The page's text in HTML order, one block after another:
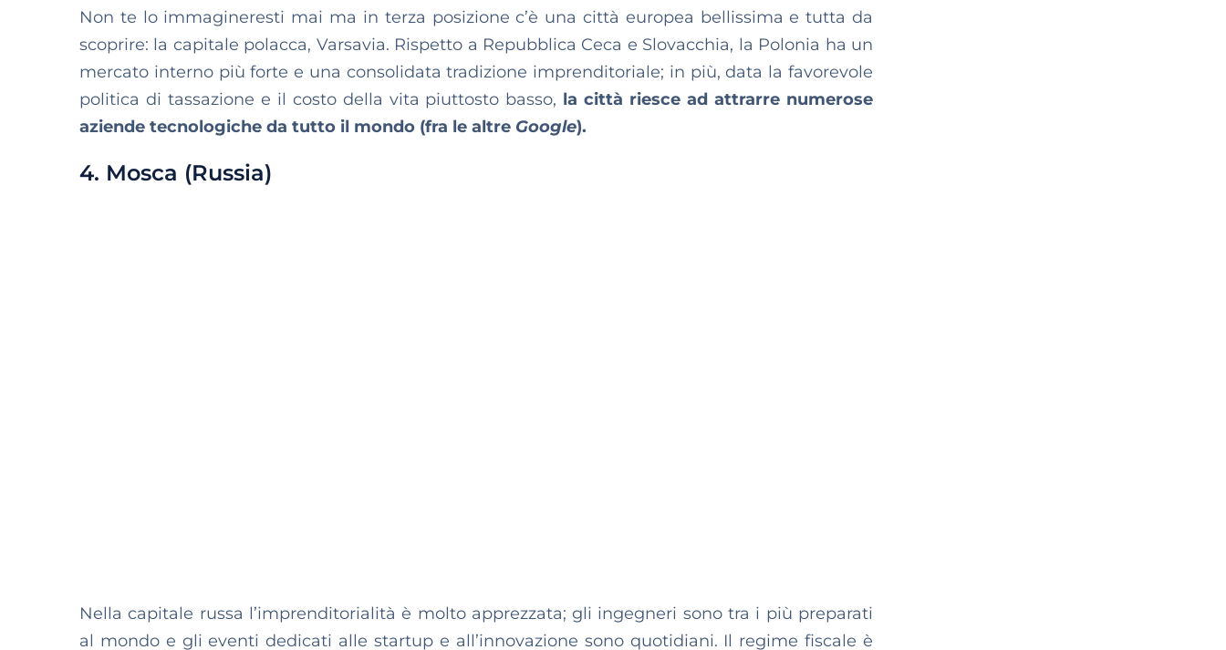
Non te lo immagineresti mai ma in terza posizione c’è una città europea bellissima e tutta da
scoprire: la capitale polacca, Varsavia. Rispetto a Repubblica Ceca e Slovacchia, la Polonia ha un
mercato interno più forte e una consolidata tradizione imprenditoriale; in più, data la favorevole
politica di tassazione e il costo della vita piuttosto basso, la città riesce ad attrarre numerose
aziende tecnologiche da tutto il mondo (fra le altre Google).
4. Mosca (Russia)
Nella capitale russa l’imprenditorialità è molto apprezzata; gli ingegneri sono tra i più preparati
al mondo e gli eventi dedicati alle startup e all’innovazione sono quotidiani. Il regime fiscale è